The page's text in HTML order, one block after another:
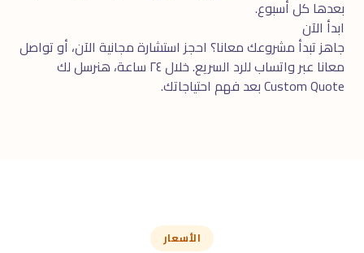
بعدها كل أسبوع.
ابدأ الآن
جاهز تبدأ مشروعك معانا؟ احجز استشارة مجانية الآن، أو تواصل
معانا عبر واتساب
للرد السريع. خلال ٢٤ ساعة، هنرسل لك
Custom Quote بعد فهم احتياجاتك.
الأسعار